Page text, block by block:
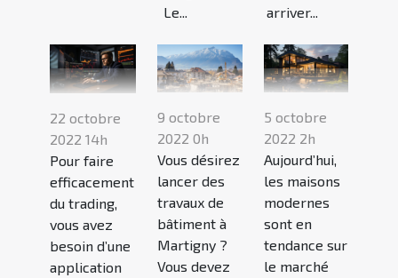
Le...
arriver...
22 octobre
2022 14h
Pour faire
efficacement
du trading,
vous avez
besoin d’une
application
9 octobre
2022 0h
Vous désirez
lancer des
travaux de
bâtiment à
Martigny ?
Vous devez
5 octobre
2022 2h
Aujourd’hui,
les maisons
modernes
sont en
tendance sur
le marché